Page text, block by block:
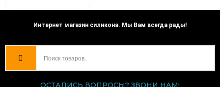
Интернет магазин силикона. Мы Вам всегда рады!